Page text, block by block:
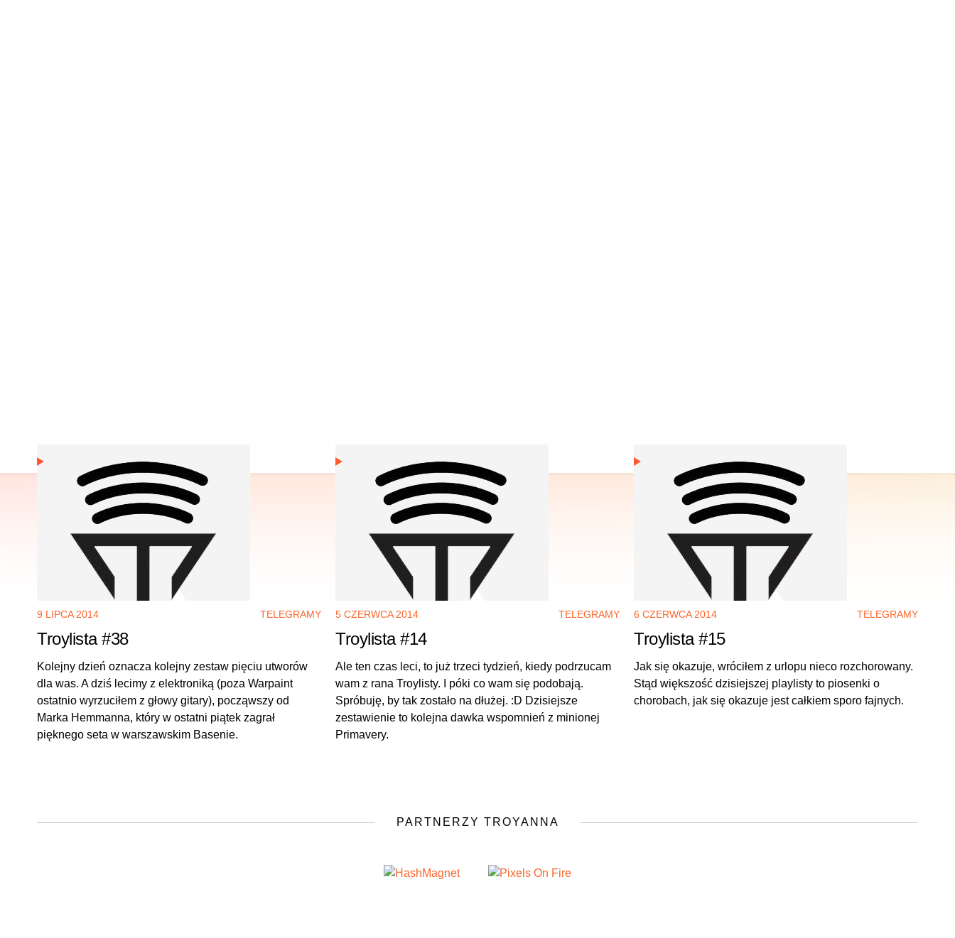
9 LIPCA 2014 TELEGRAMY
Troylista #38
Kolejny dzień oznacza kolejny zestaw pięciu utworów
dla was. A dziś lecimy z elektroniką (poza Warpaint
ostatnio wyrzuciłem z głowy gitary), począwszy od
Marka Hemmanna, który w ostatni piątek zagrał
pięknego seta w warszawskim Basenie.
5 CZERWCA 2014 TELEGRAMY
Troylista #14
Ale ten czas leci, to już trzeci tydzień, kiedy podrzucam
wam z rana Troylisty. I póki co wam się podobają.
Spróbuję, by tak zostało na dłużej. :D Dzisiejsze
zestawienie to kolejna dawka wspomnień z minionej
Primavery.
6 CZERWCA 2014 TELEGRAMY
Troylista #15
Jak się okazuje, wróciłem z urlopu nieco rozchorowany.
Stąd większość dzisiejszej playlisty to piosenki o
chorobach, jak się okazuje jest całkiem sporo fajnych.
PARTNERZY TROYANNA